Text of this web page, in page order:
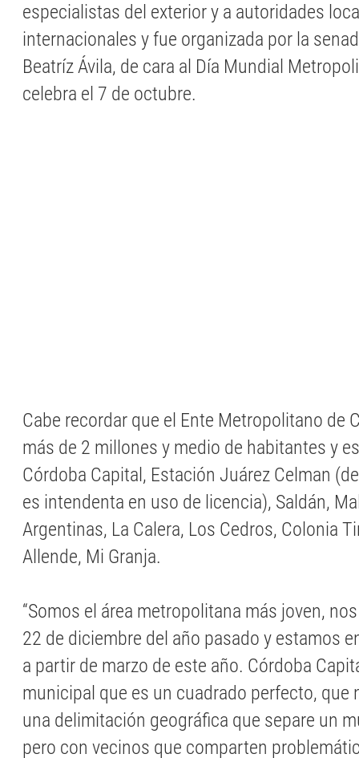
especialistas del exterior y a autoridades
internacionales y fue organizada por la
Beatríz Ávila, de cara al Día Mundial
celebra el 7 de octubre.
Cabe recordar que el Ente Metropolitano de
más de 2 millones y medio de habitantes y
Córdoba Capital, Estación Juárez Celman
es intendenta en uso de licencia), Saldán,
Argentinas, La Calera, Los Cedros, Colonia
Allende, Mi Granja.
“Somos el área metropolitana más joven,
22 de diciembre del año pasado y estamos
a partir de marzo de este año. Córdoba
municipal que es un cuadrado perfecto, que
una delimitación geográfica que separe un
pero con vecinos que comparten